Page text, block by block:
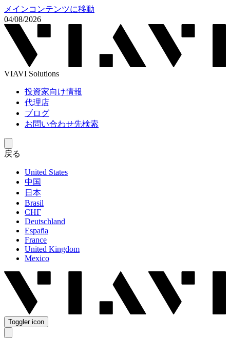
メインコンテンツに移動
04/08/2026
VIAVI Solutions
投資家向け情報
代理店
ブログ
お問い合わせ先検索
戻る
United States
中国
日本
Brasil
СНГ
Deutschland
España
France
United Kingdom
Mexico
Toggler icon